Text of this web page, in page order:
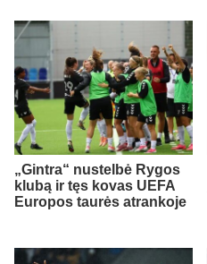
„Gintra“ nustelbė Rygos
klubą ir tęs kovas UEFA
Europos taurės atrankoje